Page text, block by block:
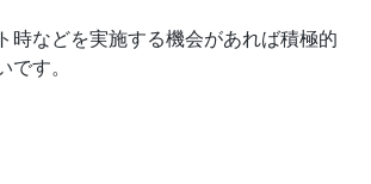
時などを実施する機会があれば積極的
です。